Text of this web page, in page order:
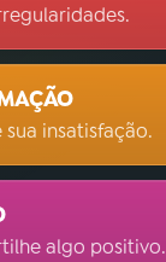
sua insatisfação.
algo positivo.